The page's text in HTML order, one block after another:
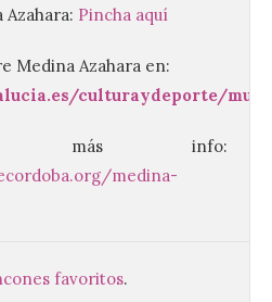
Azahara: Pincha aquí
Medina Azahara en:
culturaydeporte/
más info:
medina-
favoritos.
de 2026.
6 de agosto de
normas de su
que hace que el
avión